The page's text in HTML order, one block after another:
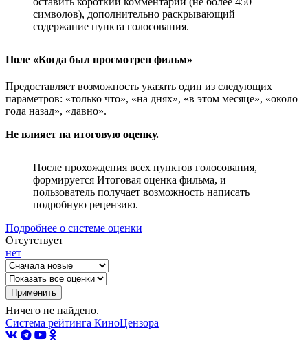
символов), дополнительно раскрывающий
содержание пункта голосования.
Поле «Когда был просмотрен фильм»
Предоставляет возможность указать один из следующих
параметров: «только что», «на днях», «в этом месяце», «около
года назад», «давно».
Не влияет на итоговую оценку.
После прохождения всех пунктов голосования,
формируется Итоговая оценка фильма, и
пользователь получает возможность написать
подробную рецензию.
Подробнее о системе оценки
Отсутствует
нет
Применить
Ничего не найдено.
Система рейтинга КиноЦензора